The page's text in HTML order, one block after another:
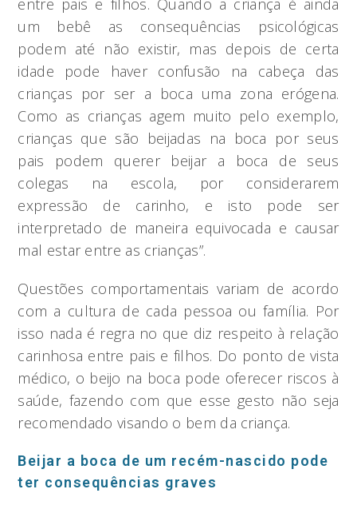
entre pais e filhos. Quando a criança é ainda
um bebê as consequências psicológicas
podem até não existir, mas depois de certa
idade pode haver confusão na cabeça das
crianças por ser a boca uma zona erógena.
Como as crianças agem muito pelo exemplo,
crianças que são beijadas na boca por seus
pais podem querer beijar a boca de seus
colegas na escola, por considerarem
expressão de carinho, e isto pode ser
interpretado de maneira equivocada e causar
mal estar entre as crianças”.
Questões comportamentais variam de acordo
com a cultura de cada pessoa ou família. Por
isso nada é regra no que diz respeito à relação
carinhosa entre pais e filhos. Do ponto de vista
médico, o beijo na boca pode oferecer riscos à
saúde, fazendo com que esse gesto não seja
recomendado visando o bem da criança.
Beijar a boca de um recém-nascido pode
ter consequências graves